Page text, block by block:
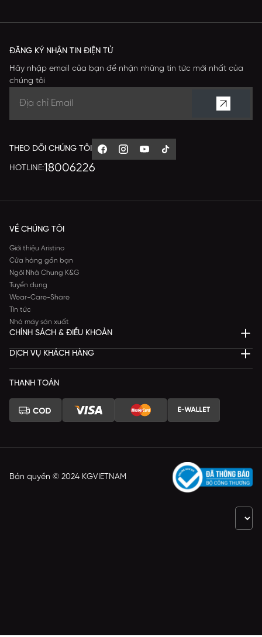
ĐĂNG KÝ NHẬN TIN ĐIỆN TỬ
Hãy nhập email của bạn để nhận những tin tức mới nhất của
chúng tôi
THEO DÕI CHÚNG TÔI
HOTLINE:18006226
VỀ CHÚNG TÔI
Giới thiệu Aristino
Cửa hàng gần bạn
Ngôi Nhà Chung K&G
Tuyển dụng
Wear-Care-Share
Tin tức
Nhà máy sản xuất
CHÍNH SÁCH & ĐIỀU KHOẢN
DỊCH VỤ KHÁCH HÀNG
THANH TOÁN
Bản quyền © 2024 KGVIETNAM